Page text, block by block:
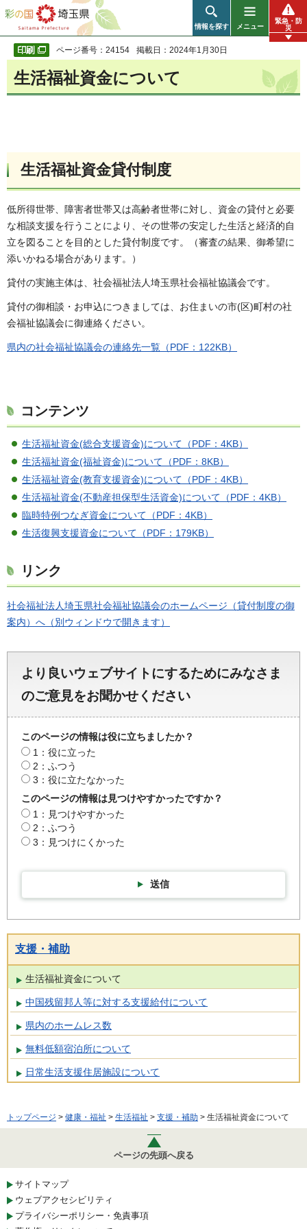
彩の国 埼玉県
情報を探す メニュー
緊急・防
災
ページ番号：24154 掲載日：2024年1月30日
生活福祉資金について
生活福祉資金貸付制度
低所得世帯、障害者世帯又は高齢者世帯に対し、資金の貸付と必要
な相談支援を行うことにより、その世帯の安定した生活と経済的自
立を図ることを目的とした貸付制度です。（審査の結果、御希望に
添いかねる場合があります。）
貸付の実施主体は、社会福祉法人埼玉県社会福祉協議会です。
貸付の御相談・お申込につきましては、お住まいの市(区)町村の社
会福祉協議会に御連絡ください。
県内の社会福祉協議会の連絡先一覧（PDF：122KB）
コンテンツ
生活福祉資金(総合支援資金)について（PDF：4KB）
生活福祉資金(福祉資金)について（PDF：8KB）
生活福祉資金(教育支援資金)について（PDF：4KB）
生活福祉資金(不動産担保型生活資金)について（PDF：4KB）
臨時特例つなぎ資金について（PDF：4KB）
生活復興支援資金について（PDF：179KB）
リンク
社会福祉法人埼玉県社会福祉協議会のホームページ（貸付制度の御
案内）へ（別ウィンドウで開きます）
より良いウェブサイトにするためにみなさま
のご意見をお聞かせください
このページの情報は役に立ちましたか？
1：役に立った
2：ふつう
3：役に立たなかった
このページの情報は見つけやすかったですか？
1：見つけやすかった
2：ふつう
3：見つけにくかった
送信
支援・補助
生活福祉資金について
中国残留邦人等に対する支援給付について
県内のホームレス数
無料低額宿泊所について
日常生活支援住居施設について
トップページ > 健康・福祉 > 生活福祉 > 支援・補助 > 生活福祉資金について
ページの先頭へ戻る
サイトマップ
ウェブアクセシビリティ
プライバシーポリシー・免責事項